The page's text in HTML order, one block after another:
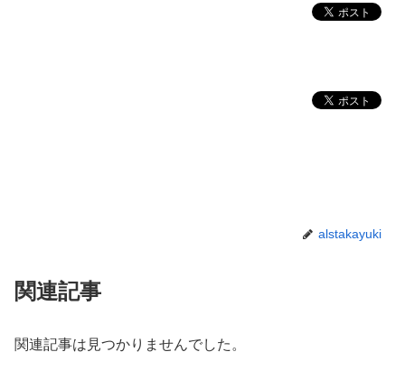
alstakayuki
関連記事
関連記事は見つかりませんでした。